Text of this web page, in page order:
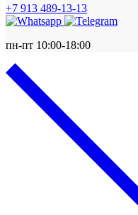
+7 913 489-13-13
пн-пт 10:00-18:00